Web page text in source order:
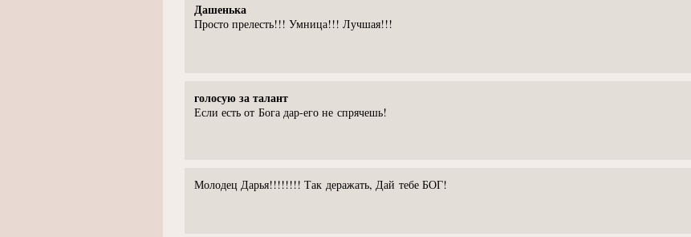
Дашенька
Просто прелесть!!! Умница!!! Лучшая!!!
голосую за талант
Если есть от Бога дар-его не спрячешь!
Молодец Дарья!!!!!!!! Так деражать, Дай тебе БОГ!